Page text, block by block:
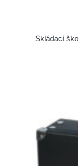
Skládací